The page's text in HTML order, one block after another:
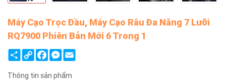
Máy Cạo Trọc Đầu, Máy Cạo Râu Đa Năng 7 Lưỡi
RQ7900 Phiên Bản Mới 6 Trong 1
ShareCopy
Link
FacebookMessenger
Email
Thông tin sản phẩm